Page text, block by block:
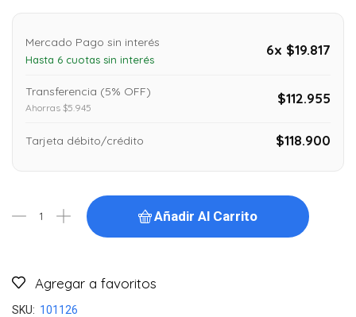
Mercado Pago sin interés
Hasta 6 cuotas sin interés
6x $19.817
Transferencia (5% OFF)
Ahorras $5.945
$112.955
Tarjeta débito/crédito $118.900
Añadir Al Carrito
Agregar a favoritos
SKU: 101126